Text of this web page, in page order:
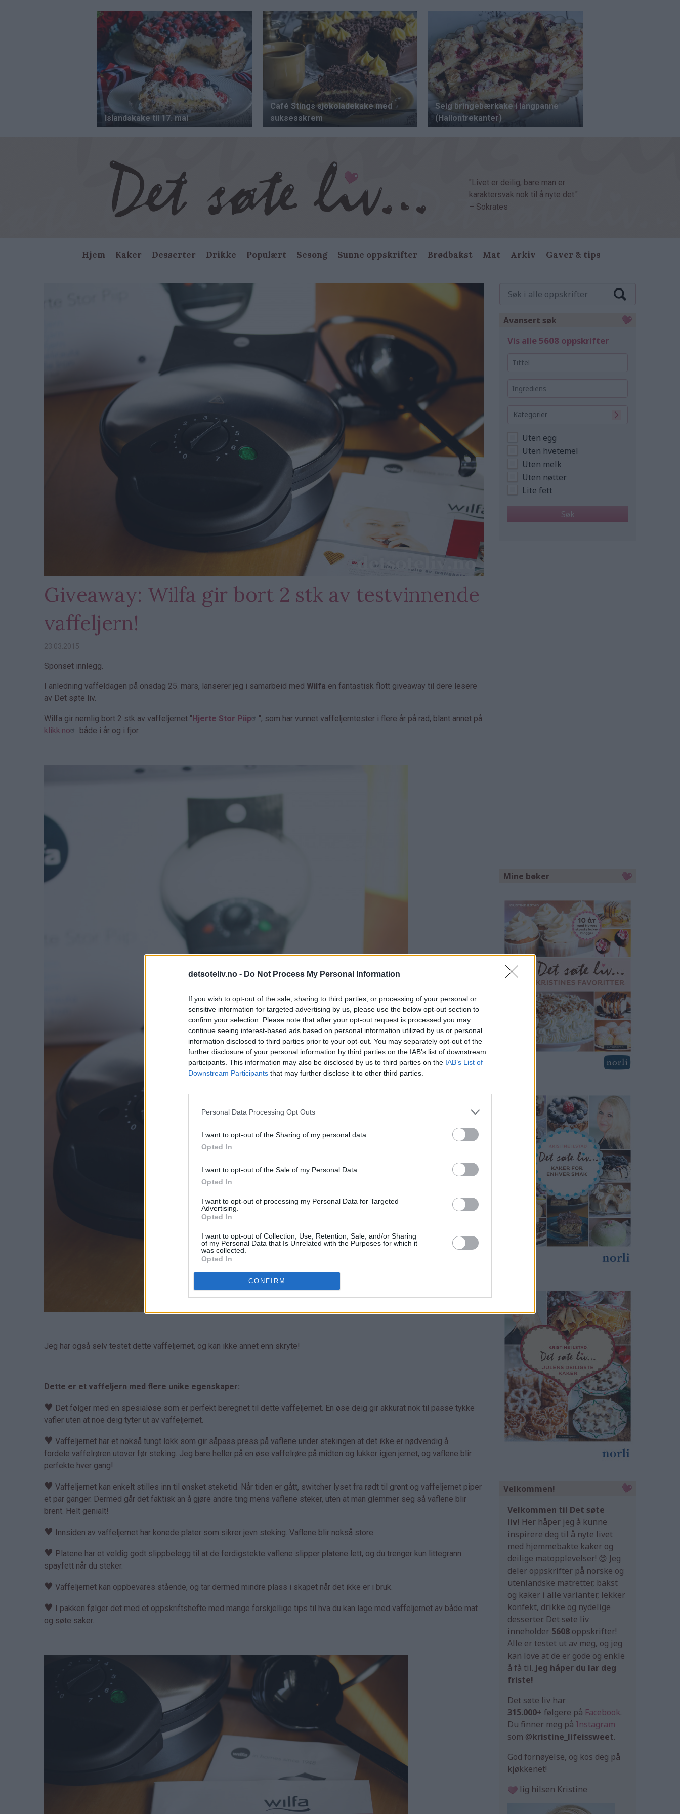
detsoteliv.no - Do Not Process My Personal Information
If you wish to opt-out of the sale, sharing to third parties, or processing of your personal or
sensitive information for targeted advertising by us, please use the below opt-out section to
confirm your selection. Please note that after your opt-out request is processed you may
continue seeing interest-based ads based on personal information utilized by us or personal
information disclosed to third parties prior to your opt-out. You may separately opt-out of the
further disclosure of your personal information by third parties on the IAB’s list of downstream
participants. This information may also be disclosed by us to third parties on the IAB’s List of
Downstream Participants that may further disclose it to other third parties.
Personal Data Processing Opt Outs
I want to opt-out of the Sharing of my personal data.
Opted In
I want to opt-out of the Sale of my Personal Data.
Opted In
I want to opt-out of processing my Personal Data for Targeted
Advertising.
Opted In
I want to opt-out of Collection, Use, Retention, Sale, and/or Sharing
of my Personal Data that Is Unrelated with the Purposes for which it
was collected.
Opted In
CONFIRM
"Livet er deilig, bare man er
karaktersvak nok til å nyte det."
– Sokrates
Main
navigation
Hjem Kaker Desserter Drikke Populært Sesong Sunne oppskrifter Brødbakst Mat Arkiv Gaver & tips
Giveaway: Wilfa gir bort 2 stk av testvinnende
vaffeljern!
23.03.2015
Sponset innlegg.
I anledning vaffeldagen på onsdag 25. mars, lanserer jeg i samarbeid med Wilfa en fantastisk flott giveaway til dere lesere
av Det søte liv.
Wilfa gir nemlig bort 2 stk av vaffeljernet "Hjerte Stor Piip
", som har vunnet vaffeljerntester i flere år på rad, blant annet på
klikk.no
både i år og i fjor.
Jeg har også selv testet dette vaffeljernet, og kan ikke annet enn skryte!
Dette er et vaffeljern med flere unike egenskaper:
♥ Det følger med en spesialøse som er perfekt beregnet til dette vaffeljernet. En øse deig gir akkurat nok til passe tykke
vafler uten at noe deig tyter ut av vaffeljernet.
♥ Vaffeljernet har et nokså tungt lokk som gir såpass press på vaflene under stekingen at det ikke er nødvendig å
fordele vaffelrøren utover før steking. Jeg bare heller på en øse vaffelrøre på midten og lukker igjen jernet, og vaflene blir
perfekte hver gang!
♥ Vaffeljernet kan enkelt stilles inn til ønsket steketid. Når tiden er gått, switcher lyset fra rødt til grønt og vaffeljernet piper
et par ganger. Dermed går det faktisk an å gjøre andre ting mens vaflene steker, uten at man glemmer seg så vaflene blir
brent. Helt genialt!
♥ Innsiden av vaffeljernet har konede plater som sikrer jevn steking. Vaflene blir nokså store.
♥ Platene har et veldig godt slippbelegg til at de ferdigstekte vaflene slipper platene lett, og du trenger kun littegrann
spayfett når du steker.
♥ Vaffeljernet kan oppbevares stående, og tar dermed mindre plass i skapet når det ikke er i bruk.
♥ I pakken følger det med et oppskriftshefte med mange forskjellige tips til hva du kan lage med vaffeljernet av både mat
og søte saker.
Avansert søk
Vis alle 5608 oppskrifter
Kategorier
Uten egg
Uten hvetemel
Uten melk
Uten nøtter
Lite fett
Mine bøker
Velkommen!
Velkommen til Det søte
liv! Her håper jeg å kunne
inspirere deg til å nyte livet
med hjemmebakte kaker og
deilige matopplevelser! 😊 Jeg
deler oppskrifter på norske og
utenlandske matretter, bakst
og kaker i alle varianter, lekker
konfekt, drikke og nydelige
desserter. Det søte liv
inneholder 5608 oppskrifter!
Alle er testet ut av meg, og jeg
kan love at de er gode og enkle
å få til. Jeg håper du lar deg
friste!
Det søte liv har
315.000+ følgere på Facebook.
Du finner meg på Instagram
som @kristine_lifeissweet.
God fornøyelse, og kos deg på
kjøkkenet!
lig hilsen Kristine